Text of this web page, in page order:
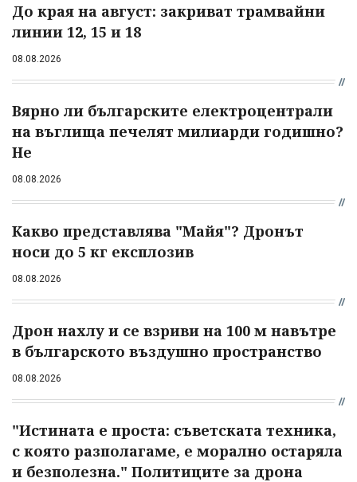
До края на август: закриват трамвайни
линии 12, 15 и 18
08.08.2026
Вярно ли българските електроцентрали
на въглища печелят милиарди годишно?
Не
08.08.2026
Какво представлява "Майя"? Дронът
носи до 5 кг експлозив
08.08.2026
Дрон нахлу и се взриви на 100 м навътре
в българското въздушно пространство
08.08.2026
"Истината е проста: съветската техника,
с която разполагаме, е морално остаряла
и безполезна." Политиците за дрона